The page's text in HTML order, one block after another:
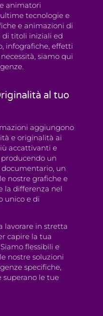
animatori
tecnologie e
e animazioni di
di titoli iniziali ed
infografiche, effetti
siamo qui
al tuo
aggiungono
e originalità ai
accattivanti e
un
un
nostre grafiche e
la differenza nel
unico e di
lavorare in stretta
capire la tua
flessibili e
nostre soluzioni
specifiche,
le tue